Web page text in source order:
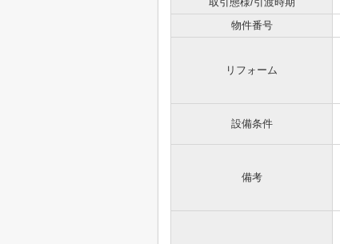
物件番号
リフォーム
設備条件
備考